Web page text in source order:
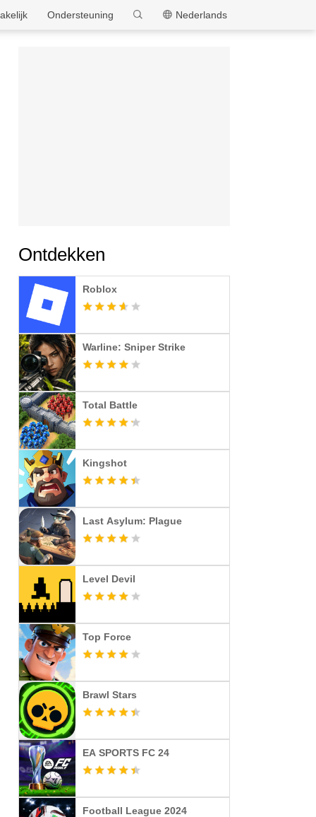
MEmu
Nederlands
Ondersteuning
Ontdekken
Roblox
Warline: Sniper Strike
Total Battle
Kingshot
Last Asylum: Plague
Level Devil
Top Force
Brawl Stars
EA SPORTS FC 24
Football League 2024